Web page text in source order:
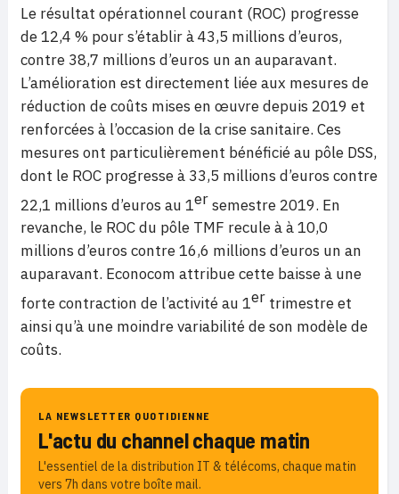
Le résultat opérationnel courant (ROC) progresse
de 12,4 % pour s’établir à 43,5 millions d’euros,
contre 38,7 millions d’euros un an auparavant.
L’amélioration est directement liée aux mesures de
réduction de coûts mises en œuvre depuis 2019 et
renforcées à l’occasion de la crise sanitaire. Ces
mesures ont particulièrement bénéficié au pôle DSS,
dont le ROC progresse à 33,5 millions d’euros contre
22,1 millions d’euros au 1ersemestre 2019. En
revanche, le ROC du pôle TMF recule à à 10,0
millions d’euros contre 16,6 millions d’euros un an
auparavant. Econocom attribue cette baisse à une
forte contraction de l’activité au 1er trimestre et
ainsi qu’à une moindre variabilité de son modèle de
coûts.
LA NEWSLETTER QUOTIDIENNE
L'actu du channel chaque matin
L'essentiel de la distribution IT & télécoms, chaque matin
vers 7h dans votre boîte mail.